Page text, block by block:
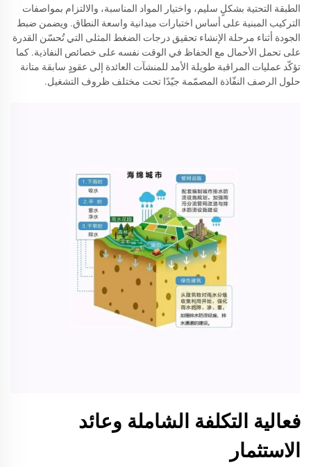
الطبقة التحتية بشكلٍ سليم، واختيار المواد المناسبة، والالتزام بمواصفات
التركيب المبنية على أساس اختبارات ميدانية واسعة النطاق. ويضمن ضبط
الجودة أثناء مرحلة الإنشاء تحقيق درجات الضغط المثلى التي تُحسّن القدرة
على تحمل الأحمال مع الحفاظ في الوقت نفسه على خصائص النفاذية. كما
تؤكّد عمليات المراقبة طويلة الأمد للمنشآت العائدة إلى عقودٍ سابقة متانة
حلول الرصف النفّاذة المصمّمة جيّدًا تحت مختلف ظروف التشغيل.
فعالية التكلفة الشاملة وعائد
الاستثمار